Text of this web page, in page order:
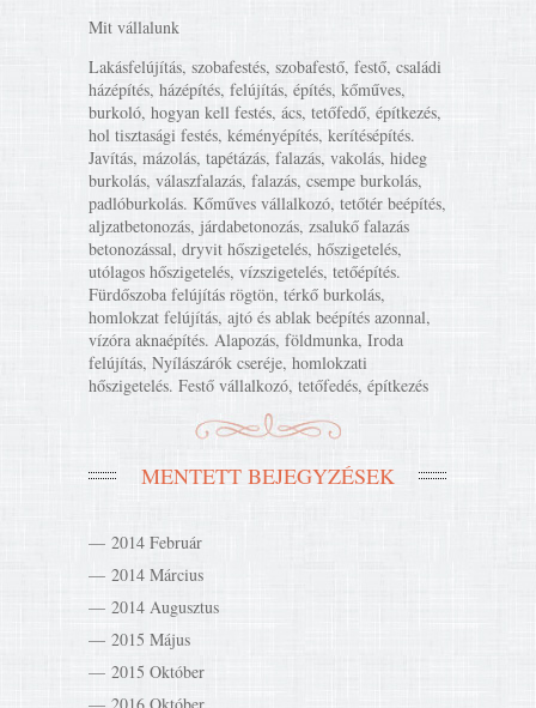
Mit vállalunk
Lakásfelújítás, szobafestés, szobafestő, festő, családi
házépítés, házépítés, felújítás, építés, kőműves,
burkoló, hogyan kell festés, ács, tetőfedő, építkezés,
hol tisztasági festés, kéményépítés, kerítésépítés.
Javítás, mázolás, tapétázás, falazás, vakolás, hideg
burkolás, válaszfalazás, falazás, csempe burkolás,
padlóburkolás. Kőműves vállalkozó, tetőtér beépítés,
aljzatbetonozás, járdabetonozás, zsalukő falazás
betonozással, dryvit hőszigetelés, hőszigetelés,
utólagos hőszigetelés, vízszigetelés, tetőépítés.
Fürdőszoba felújítás rögtön, térkő burkolás,
homlokzat felújítás, ajtó és ablak beépítés azonnal,
vízóra aknaépítés. Alapozás, földmunka, Iroda
felújítás, Nyílászárók cseréje, homlokzati
hőszigetelés. Festő vállalkozó, tetőfedés, építkezés
MENTETT BEJEGYZÉSEK
2014 Február
2014 Március
2014 Augusztus
2015 Május
2015 Október